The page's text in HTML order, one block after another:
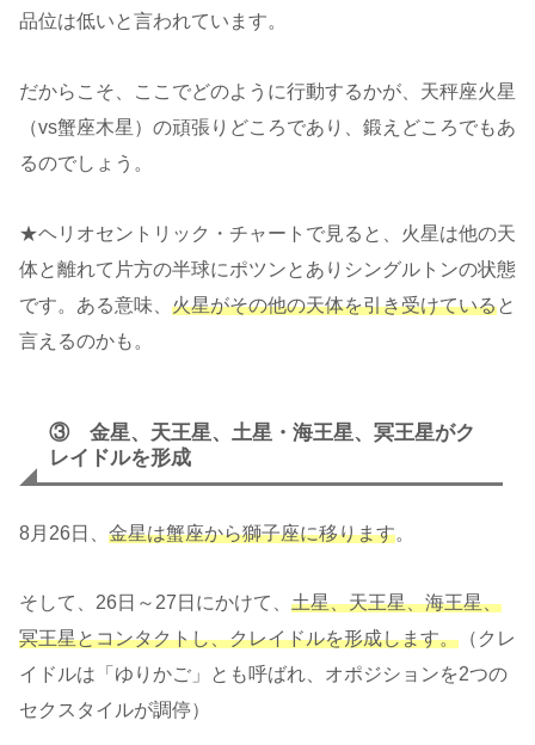
品位は低いと言われています。
だからこそ、ここでどのように行動するかが、天秤座火星
（vs蟹座木星）の頑張りどころであり、鍛えどころでもあ
るのでしょう。
★ヘリオセントリック・チャートで見ると、火星は他の天
体と離れて片方の半球にポツンとありシングルトンの状態
です。ある意味、 火星がその他の天体を引き受けていると
言えるのかも。
③ 金星、天王星、土星・海王星、冥王星がク
レイドルを形成
8月26日、 金星は蟹座から獅子座に移ります。
そして、26日～27日にかけて、 土星、天王星、海王星、
冥王星とコンタクトし、クレイドルを形成します。 （クレ
イドルは「ゆりかご」とも呼ばれ、オポジションを2つの
セクスタイルが調停）